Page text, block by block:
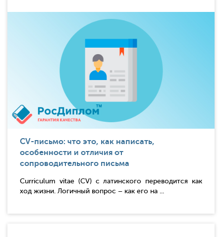
CV-письмо: что это, как написать,
особенности и отличия от
сопроводительного письма
Curriculum vitae (CV) с латинского переводится как
ход жизни. Логичный вопрос – как его на ...